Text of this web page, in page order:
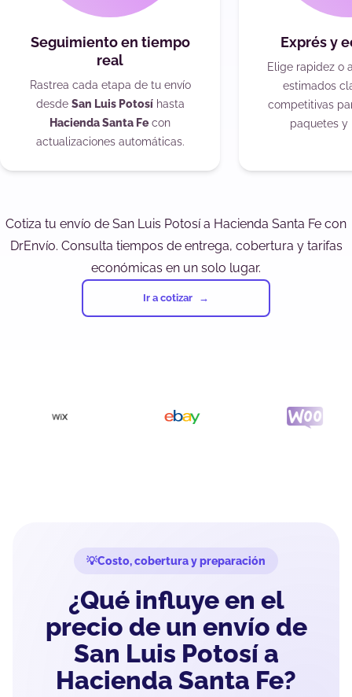
Seguimiento en tiempo
real
Rastrea cada etapa de tu envío
desde San Luis Potosíhasta
Hacienda Santa Fecon
actualizaciones automáticas.
Exprés y
Elige rapidez o
estimados
competitivas
paquetes y
Cotiza tu envío de San Luis Potosí a Hacienda Santa Fe con
DrEnvío. Consulta tiempos de entrega, cobertura y tarifas
económicas en un solo lugar.
Ir a cotizar
Costo, cobertura y preparación
¿Qué influye en el
precio de un envío de
San Luis Potosí a
Hacienda Santa Fe?